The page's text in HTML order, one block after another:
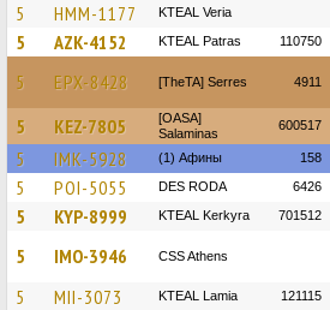
5 HMM-1177 KTEAL Veria
5 AZK-4152 KTEAL Patras 110750
5 EPX-8428 [TheTA] Serres 4911
5 KEZ-7805
[OASA]
Salaminas
600517
5 IMK-5928 (1) Афины 158
5 POI-5055 DES RODA 6426
5 KYP-8999 KTEAL Kerkyra 701512
5 IMO-3946 CSS Athens
5 MII-3073 KTEAL Lamia 121115